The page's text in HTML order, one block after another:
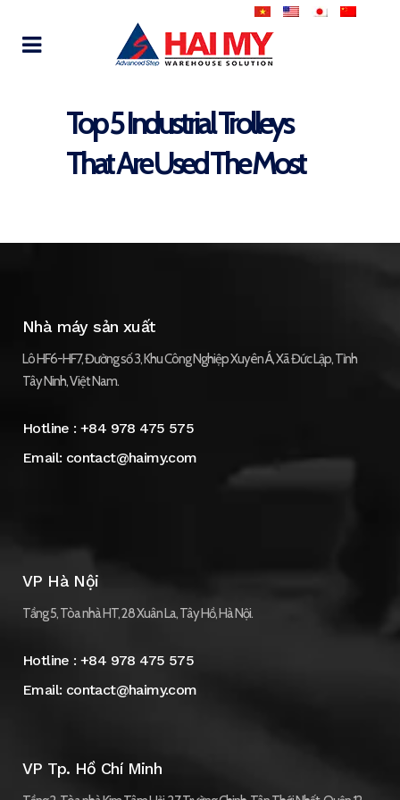
Top 5 Industrial Trolleys
That Are Used The Most
Nhà máy sản xuất
Lô HF6-HF7, Đường số 3, Khu Công Nghiệp Xuyên Á, Xã Đức Lập, Tỉnh
Tây Ninh, Việt Nam.
Hotline :+84 978 475 575
Email: contact@haimy.com
VP Hà Nội
Tầng 5, Tòa nhà HT, 28 Xuân La, Tây Hồ, Hà Nội.
Hotline :+84 978 475 575
Email: contact@haimy.com
VP Tp. Hồ Chí Minh